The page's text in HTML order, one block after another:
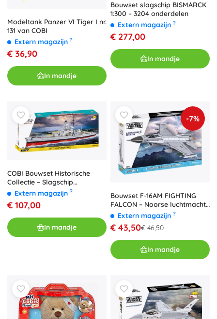
Modeltank Panzer VI Tiger I nr.
131 van COBI
Extern magazijn ?
€ 36,90
In mandje
Bouwset slagschip BISMARCK
1:300 – 3204 onderdelen
Extern magazijn ?
€ 277,00
In mandje
COBI Bouwset Historische
Collectie – Slagschip
GNEISENAU 1:300
Extern magazijn ?
€ 107,00
In mandje
-7%
Bouwset F-16AM FIGHTING
FALCON – Noorse luchtmacht,
1:48, 495 onderdelen
Extern magazijn ?
€ 43,50€ 46,50
In mandje